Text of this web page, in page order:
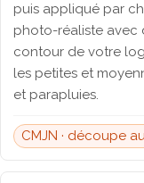
puis appliqué par
photo-réaliste avec
contour de votre
les petites et
et parapluies.
CMJN · découpe